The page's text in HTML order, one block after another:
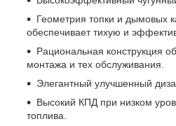
Геометрия топки и дымовых
обеспечивает тихую и
Рациональная конструкция
монтажа и тех обслуживания.
Элегантный улучшенный
Высокий КПД при низком
топлива.